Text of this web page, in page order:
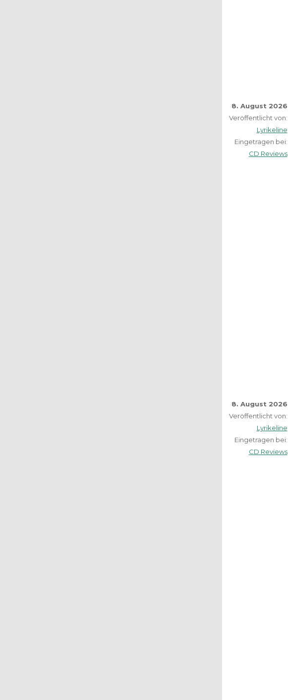
8. August 2026
Veröffentlicht von:
Lyrikeline
Eingetragen bei:
CD Reviews
8. August 2026
Veröffentlicht von:
Lyrikeline
Eingetragen bei:
CD Reviews